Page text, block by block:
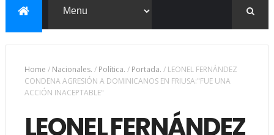
Home / Nacionales. / Política. / Portada. / LEONEL FERNÁNDEZ
CONDENA AGRESIÓN A DOMINICANOS EN FRIUSA:"FUE UNA
ACCIÓN INACEPTABLE"
LEONEL FERNÁNDEZ